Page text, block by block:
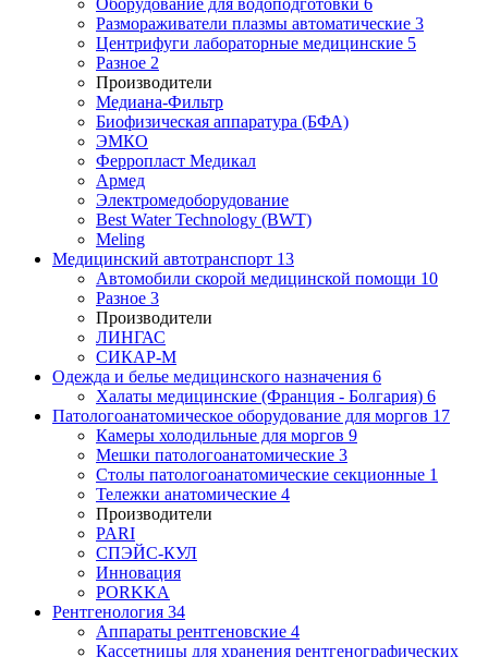
Размораживатели плазмы автоматические 3
Центрифуги лабораторные медицинские 5
Разное 2
Производители
Медиана-Фильтр
Биофизическая аппаратура (БФА)
ЭМКО
Ферропласт Медикал
Армед
Электромедоборудование
Best Water Technology (BWT)
Meling
Медицинский автотранспорт 13
Автомобили скорой медицинской помощи 10
Разное 3
Производители
ЛИНГАС
СИКАР-М
Одежда и белье медицинского назначения 6
Халаты медицинские (Франция - Болгария) 6
Патологоанатомическое оборудование для моргов 17
Камеры холодильные для моргов 9
Мешки патологоанатомические 3
Столы патологоанатомические секционные 1
Тележки анатомические 4
Производители
PARI
СПЭЙС-КУЛ
Инновация
PORKKA
Рентгенология 34
Аппараты рентгеновские 4
Кассетницы для хранения рентгенографических